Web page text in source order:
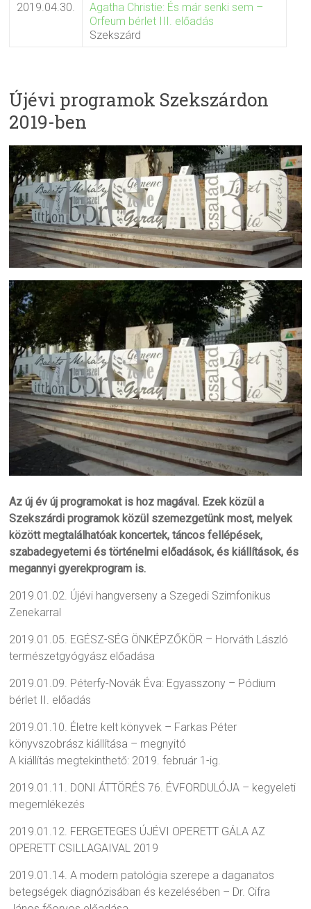
2019.04.30.
Agatha Christie: És már senki sem –
Orfeum bérlet III. előadás
Szekszárd
Újévi programok Szekszárdon
2019-ben
Az új év új programokat is hoz magával. Ezek közül a
Szekszárdi programok közül szemezgetünk most, melyek
között megtalálhatóak koncertek, táncos fellépések,
szabadegyetemi és történelmi előadások, és kiállítások, és
megannyi gyerekprogram is.
2019.01.02. Újévi hangverseny a Szegedi Szimfonikus
Zenekarral
2019.01.05. EGÉSZ-SÉG ÖNKÉPZŐKÖR – Horváth László
természetgyógyász előadása
2019.01.09. Péterfy-Novák Éva: Egyasszony – Pódium
bérlet II. előadás
2019.01.10. Életre kelt könyvek – Farkas Péter
könyvszobrász kiállítása – megnyitó
A kiállítás megtekinthető: 2019. február 1-ig.
2019.01.11. DONI ÁTTÖRÉS 76. ÉVFORDULÓJA – kegyeleti
megemlékezés
2019.01.12. FERGETEGES ÚJÉVI OPERETT GÁLA AZ
OPERETT CSILLAGAIVAL 2019
2019.01.14. A modern patológia szerepe a daganatos
betegségek diagnózisában és kezelésében – Dr. Cifra